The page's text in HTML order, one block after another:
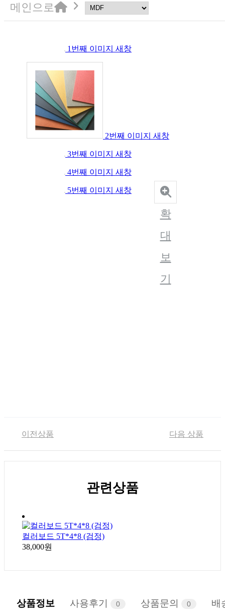
메인으로
확
대
보
기
1번째 이미지 새창
2번째 이미지 새창
3번째 이미지 새창
4번째 이미지 새창
5번째 이미지 새창
이전상품 다음 상품
관련상품
컬러보드 5T*4*8 (검정)
38,000원
상품정보 사용후기 0 상품문의 0 배